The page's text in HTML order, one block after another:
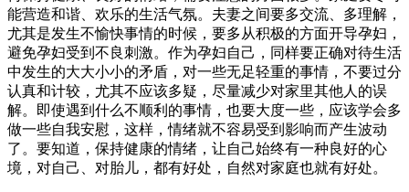
能营造和谐、欢乐的生活气氛。夫妻之间要多交流、多理解，
尤其是发生不愉快事情的时候，要多从积极的方面开导孕妇，
避免孕妇受到不良刺激。作为孕妇自己，同样要正确对待生活
中发生的大大小小的矛盾，对一些无足轻重的事情，不要过分
认真和计较，尤其不应该多疑，尽量减少对家里其他人的误
解。即使遇到什么不顺利的事情，也要大度一些，应该学会多
做一些自我安慰，这样，情绪就不容易受到影响而产生波动
了。要知道，保持健康的情绪，让自己始终有一种良好的心
境，对自己、对胎儿，都有好处，自然对家庭也就有好处。